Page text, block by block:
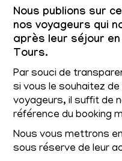
Nous publions sur
nos voyageurs qui
après leur séjour en
Tours.
Par souci de
si vous le souhaitez
voyageurs, il suffit de
référence du booking
Nous vous mettrons
sous réserve de leur